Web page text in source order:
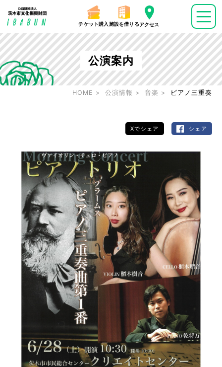
チケット購入 施設を借りるアクセス
公演案内
HOME 公演情報 音楽 ピアノ三重奏
Xでシェア シェア